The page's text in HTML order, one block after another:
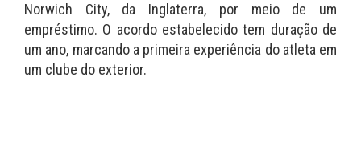
Norwich City, da Inglaterra, por meio de um
empréstimo. O acordo estabelecido tem duração de
um ano, marcando a primeira experiência do atleta em
um clube do exterior.